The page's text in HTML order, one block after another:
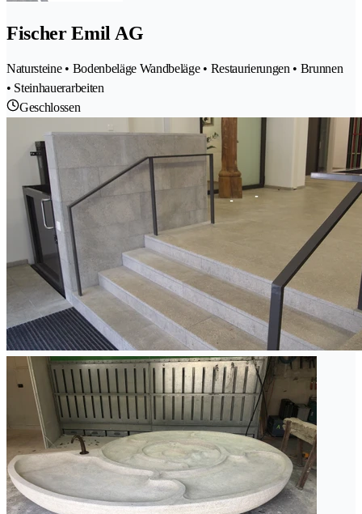
Fischer Emil AG
Natursteine • Bodenbeläge Wandbeläge • Restaurierungen • Brunnen
• Steinhauerarbeiten
Geschlossen